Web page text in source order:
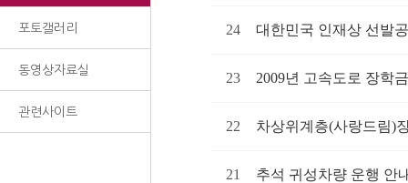
포토갤러리
동영상자료실
관련사이트
24 대한민국 인재상 선발
23 2009년 고속도로 장학
22 차상위계층(사랑드림)
21 추석 귀성차량 운행 안